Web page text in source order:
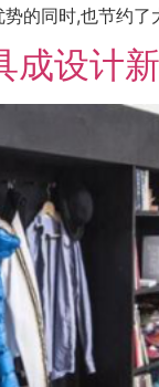
的同时,也节约了
成设计